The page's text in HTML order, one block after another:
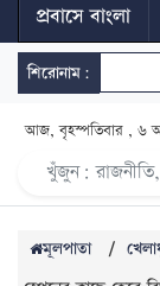
প্রবাসে বাংলা
শিরোনাম:
আজ, বৃহস্পতিবার , ৬
মূলপাতা /